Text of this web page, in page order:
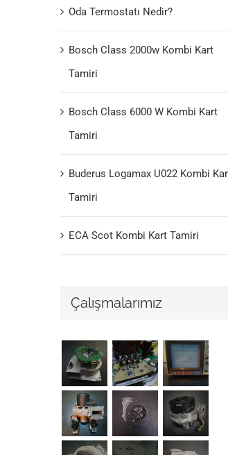
Oda Termostatı Nedir?
Bosch Class 2000w Kombi Kart
Tamiri
Bosch Class 6000 W Kombi Kart
Tamiri
Buderus Logamax U022 Kombi
Tamiri
ECA Scot Kombi Kart Tamiri
Çalışmalarımız